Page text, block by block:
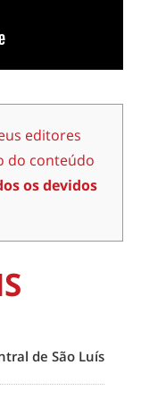
editores
do conteúdo
os devidos
de São Luís